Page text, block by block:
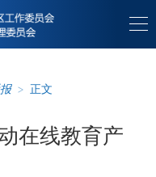
> 正文
在线教育产